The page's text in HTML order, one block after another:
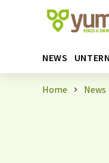
NEWS
Home News